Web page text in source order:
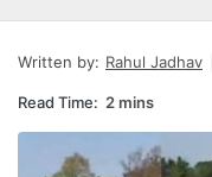
Written by: Rahul Jadhav
Read Time: 2 mins